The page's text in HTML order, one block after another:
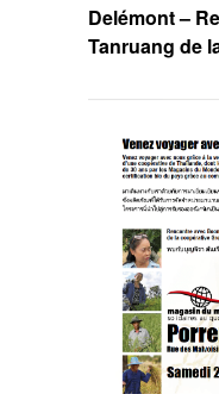
Delémont –
Tanruang de